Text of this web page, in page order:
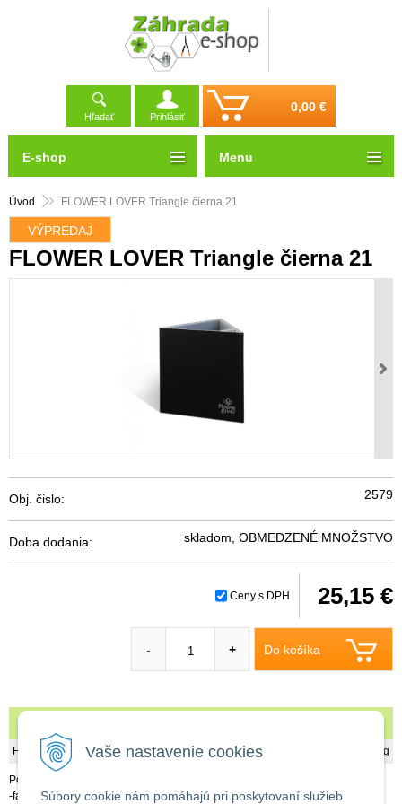
Vaše nastavenie cookies
Súbory cookie nám pomáhajú pri poskytovaní služieb
Hľadať Prihlásiť
0,00 €
Úvod FLOWER LOVER Triangle čierna 21
VÝPREDAJ
FLOWER LOVER Triangle čierna 21
Obj. čislo: 2579
Doba dodania: skladom, OBMEDZENÉ MNOŽSTVO
Ceny s DPH 25,15 €
Do košíka
- +
FLOWER LOVER Triangle čierna 21
Hmotnosť 1,21 kg
Popis:
-farba: čierna
E-shop Menu